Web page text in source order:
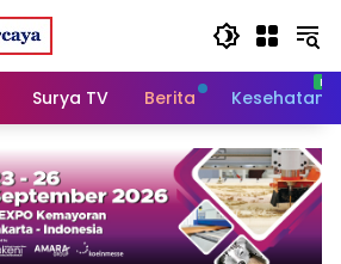
Surya TV Berita Kesehatan